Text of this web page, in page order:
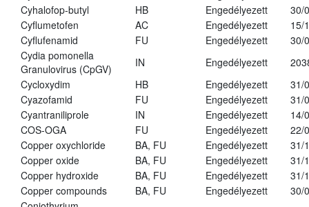
Cyhalofop-butyl
HB Engedélyezett
30/
Cyflumetofen
AC Engedélyezett
15/
Cyflufenamid
FU Engedélyezett
30/
Cydia pomonella
Granulovirus (CpGV)
IN Engedélyezett
Cycloxydim
HB Engedélyezett
31/
Cyazofamid
FU Engedélyezett
31/
Cyantraniliprole
IN Engedélyezett
14/
COS-OGA
FU Engedélyezett
22/
Copper oxychloride
BA, FU Engedélyezett
31/
Copper oxide
BA, FU Engedélyezett
31/
Copper hydroxide
BA, FU Engedélyezett
31/
Copper compounds
BA, FU Engedélyezett
30/